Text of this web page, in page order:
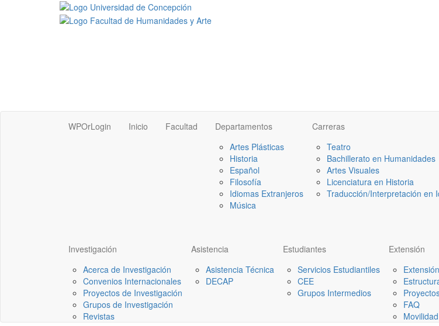
WPOrLogin Inicio Facultad
Departamentos
Artes Plásticas
Historia
Español
Filosofía
Idiomas Extranjeros
Música
Carreras
Teatro
Bachillerato en Humanidades
Artes Visuales
Licenciatura en Historia
Traducción/Interpretación en
Investigación
Acerca de Investigación
Convenios Internacionales
Proyectos de Investigación
Grupos de Investigación
Revistas
Asistencia
Asistencia Técnica
DECAP
Estudiantes
Servicios Estudiantiles
CEE
Grupos Intermedios
Extensión
FAQ
Movilidad